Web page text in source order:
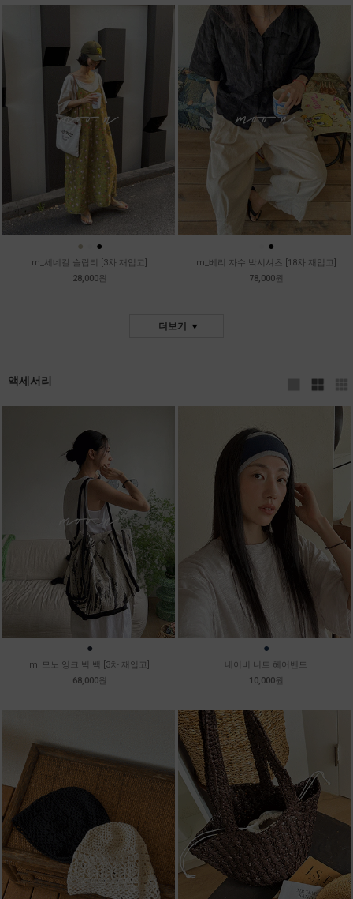
● ●
m_세네갈 슬랍티 [3차 재입고]
28,000원
●
m_베리 자수 박시셔츠 [18차 재입고]
78,000원
더보기
액세서리
●
m_모노 잉크 빅 백 [3차 재입고]
68,000원
●
네이비 니트 헤어밴드
10,000원